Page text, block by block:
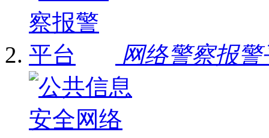
网络警察报警